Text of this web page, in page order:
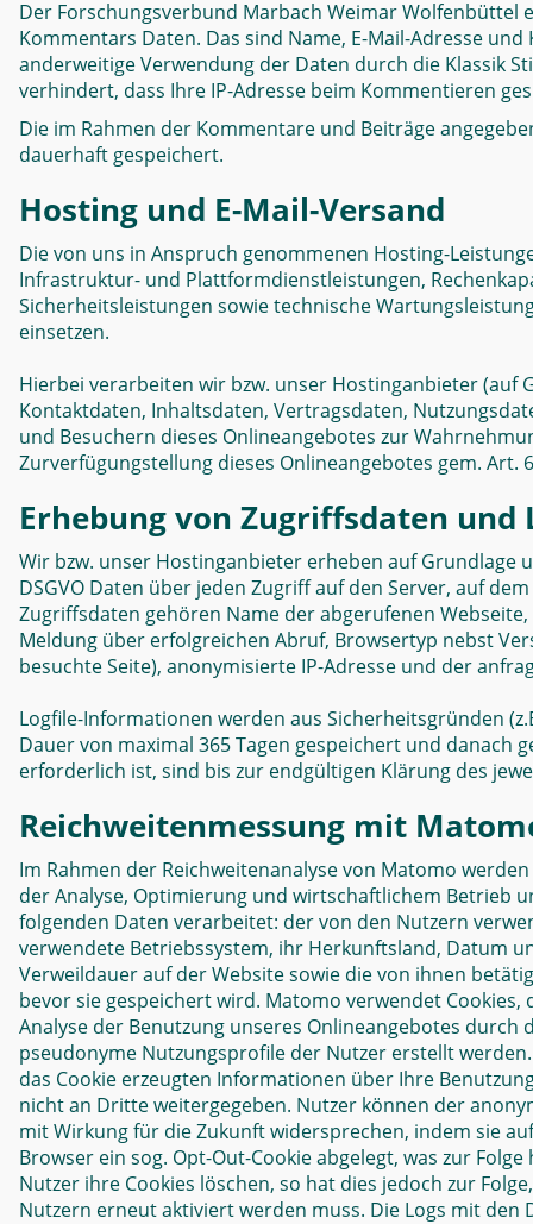
Der Forschungsverbund Marbach Weimar Wolfenbüttel
Kommentars Daten. Das sind Name, E-Mail-Adresse
anderweitige Verwendung der Daten durch die Klassik
verhindert, dass Ihre IP-Adresse beim Kommentieren
Die im Rahmen der Kommentare und Beiträge
dauerhaft gespeichert.
Hosting und E-Mail-Versand
Die von uns in Anspruch genommenen Hosting-
Infrastruktur- und Plattformdienstleistungen,
Sicherheitsleistungen sowie technische
einsetzen.
Hierbei verarbeiten wir bzw. unser Hostinganbieter (auf
Kontaktdaten, Inhaltsdaten, Vertragsdaten,
und Besuchern dieses Onlineangebotes zur
Zurverfügungstellung dieses Onlineangebotes gem. Art. 6
Erhebung von Zugriffsdaten und
Wir bzw. unser Hostinganbieter erheben auf Grundlage
DSGVO Daten über jeden Zugriff auf den Server, auf
Zugriffsdaten gehören Name der abgerufenen
Meldung über erfolgreichen Abruf, Browsertyp nebst
besuchte Seite), anonymisierte IP-Adresse und der
Logfile-Informationen werden aus Sicherheitsgründen
Dauer von maximal 365 Tagen gespeichert und danach
erforderlich ist, sind bis zur endgültigen Klärung des
Reichweitenmessung mit
Im Rahmen der Reichweitenanalyse von Matomo
der Analyse, Optimierung und wirtschaftlichem Betrieb
folgenden Daten verarbeitet: der von den Nutzern
verwendete Betriebssystem, ihr Herkunftsland, Datum
Verweildauer auf der Website sowie die von ihnen
bevor sie gespeichert wird. Matomo verwendet
Analyse der Benutzung unseres Onlineangebotes
pseudonyme Nutzungsprofile der Nutzer erstellt
das Cookie erzeugten Informationen über Ihre
nicht an Dritte weitergegeben. Nutzer können der
mit Wirkung für die Zukunft widersprechen, indem sie
Browser ein sog. Opt-Out-Cookie abgelegt, was zur
Nutzer ihre Cookies löschen, so hat dies jedoch zur
Nutzern erneut aktiviert werden muss. Die Logs mit